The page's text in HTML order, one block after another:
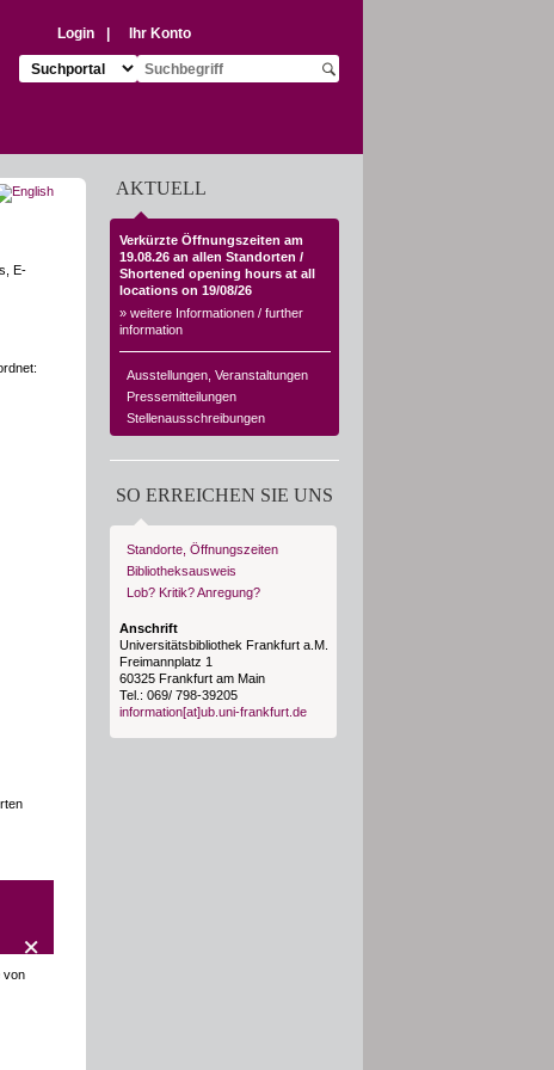
Login
Ihr Konto
Suchziel auswählen:Suchbegriff eingeben:
Suche starten
E-
von
AKTUELL
Verkürzte Öffnungszeiten am
19.08.26 an allen Standorten /
Shortened opening hours at all
locations on 19/08/26
» weitere Informationen / further
information
Ausstellungen, Veranstaltungen
Pressemitteilungen
Stellenausschreibungen
SO ERREICHEN SIE UNS
Standorte, Öffnungszeiten
Bibliotheksausweis
Lob? Kritik? Anregung?
Anschrift
Universitätsbibliothek Frankfurt a.M.
Freimannplatz 1
60325 Frankfurt am Main
Tel.: 069/ 798-39205
information[at]ub.uni-frankfurt.de